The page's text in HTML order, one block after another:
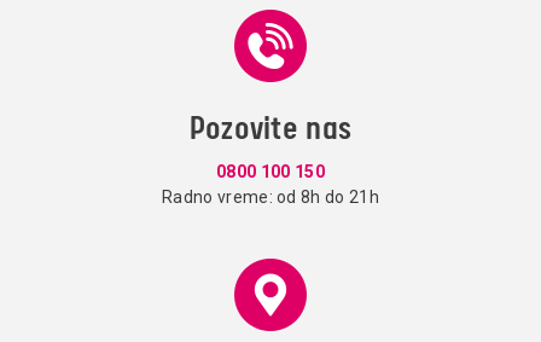
Pozovite nas
0800 100 150
Radno vreme: od 8h do 21h